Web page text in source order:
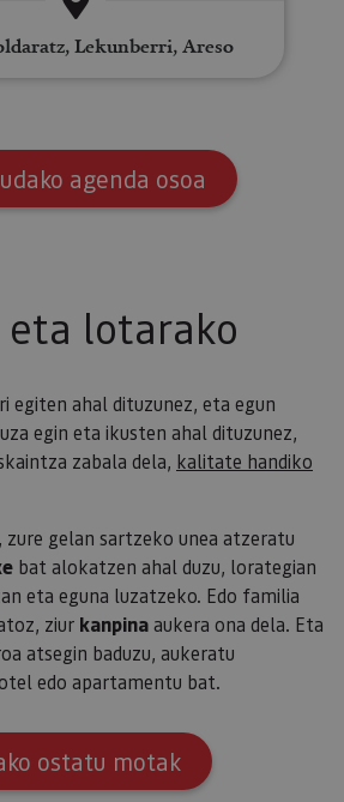
Lekunberri, Areso
agenda osoa
lotarako
egiten ahal dituzunez, eta egun
egin eta ikusten ahal dituzunez,
zabala dela, kalitate handiko
gelan sartzeko unea atzeratu
bat alokatzen ahal duzu, lorategian
eta eguna luzatzeko. Edo familia
ziur kanpinaaukera ona dela. Eta
atsegin baduzu, aukeratu
edo apartamentu bat.
ostatu motak